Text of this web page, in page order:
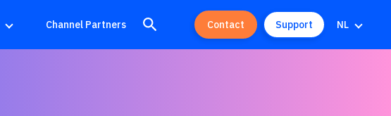
Channel Partners Contact Support NL